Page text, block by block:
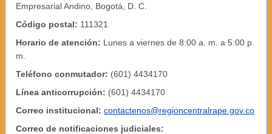
Empresarial Andino, Bogotá, D. C.
Código postal: 111321
Horario de atención: Lunes a viernes de 8:00 a. m. a 5:00 p.
m.
Teléfono conmutador: (601) 4434170
Línea anticorrupción: (601) 4434170
Correo institucional: contactenos@regioncentralrape.gov.co
Correo de notificaciones judiciales: